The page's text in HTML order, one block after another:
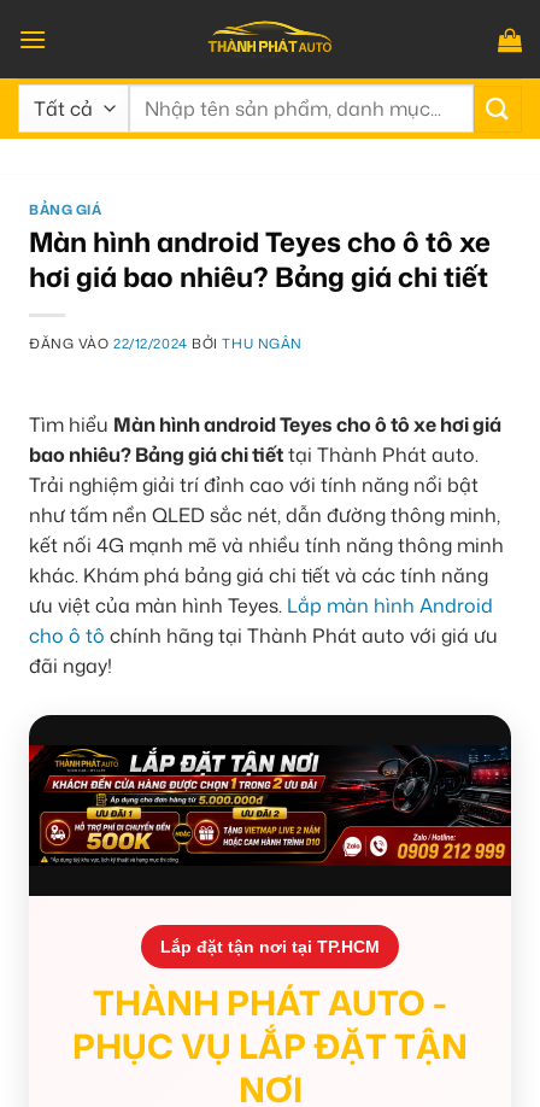
qua
nội
dung
Tìm
BẢNG GIÁ
Màn hình android Teyes cho ô tô xe
hơi giá bao nhiêu? Bảng giá chi tiết
ĐĂNG VÀO22/12/2024 BỞITHU NGÂN
Tìm hiểu Màn hình android Teyes cho ô tô xe hơi giá
bao nhiêu? Bảng giá chi tiếttại Thành Phát auto.
Trải nghiệm giải trí đỉnh cao với tính năng nổi bật
như tấm nền QLED sắc nét, dẫn đường thông minh,
kết nối 4G mạnh mẽ và nhiều tính năng thông minh
khác. Khám phá bảng giá chi tiết và các tính năng
ưu việt của màn hình Teyes. Lắp màn hình Android
cho ô tô chính hãng tại Thành Phát auto với giá ưu
đãi ngay!
Lắp đặt tận nơi tại TP.HCM
THÀNH PHÁT AUTO -
PHỤC VỤ LẮP ĐẶT TẬN
NƠI